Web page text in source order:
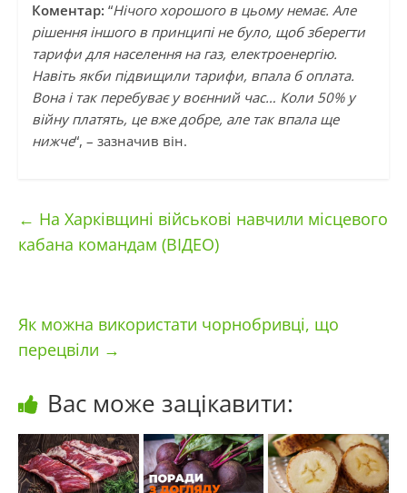
Коментар: “Нічого хорошого в цьому немає. Але
рішення іншого в принципі не було, щоб зберегти
тарифи для населення на газ, електроенергію.
Навіть якби підвищили тарифи, впала б оплата.
Вона і так перебуває у воєнний час… Коли 50% у
війну платять, це вже добре, але так впала ще
нижче“, – зазначив він.
← На Харківщині військові навчили місцевого
кабана командам (ВІДЕО)
Як можна використати чорнобривці, що
перецвіли →
Вас може зацікавити: